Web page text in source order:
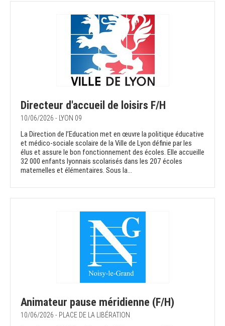
Directeur d'accueil de loisirs F/H
10/06/2026 - LYON 09
La Direction de l’Education met en œuvre la politique éducative
et médico-sociale scolaire de la Ville de Lyon définie par les
élus et assure le bon fonctionnement des écoles. Elle accueille
32 000 enfants lyonnais scolarisés dans les 207 écoles
maternelles et élémentaires. Sous la...
Animateur pause méridienne (F/H)
10/06/2026 - PLACE DE LA LIBÉRATION